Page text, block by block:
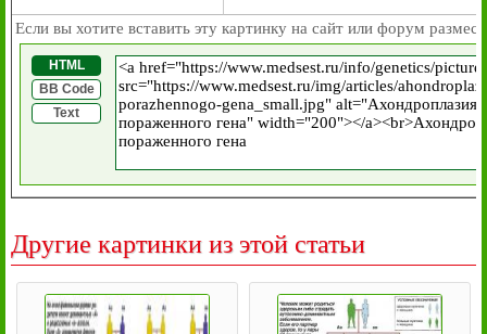
Если вы хотите вставить эту картинку на сайт или форум
HTML
BB Code
Text
Другие картинки из этой статьи